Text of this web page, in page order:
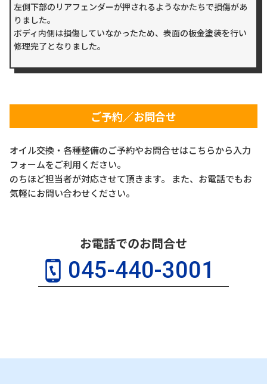
左側下部のリアフェンダーが押されるようなかたちで損傷があ
りました。
ボディ内側は損傷していなかったため、表面の板金塗装を行い
修理完了となりました。
ご予約／お問合せ
オイル交換・各種整備のご予約やお問合せはこちらから入力
フォームをご利用ください。
のちほど担当者が対応させて頂きます。 また、お電話でもお
気軽にお問い合わせください。
お電話でのお問合せ
045-440-3001